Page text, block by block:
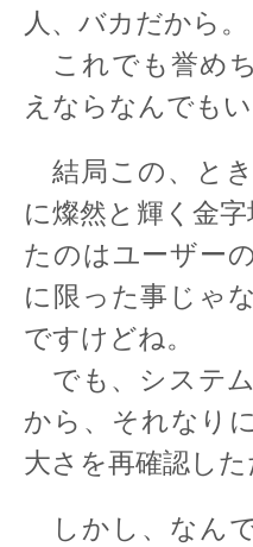
人、バカだから。
これでも誉め
えならなんでもい
結局この、と
に燦然と輝く金
たのはユーザー
に限った事じゃ
ですけどね。
でも、システ
から、それなり
大さを再確認した
しかし、なん